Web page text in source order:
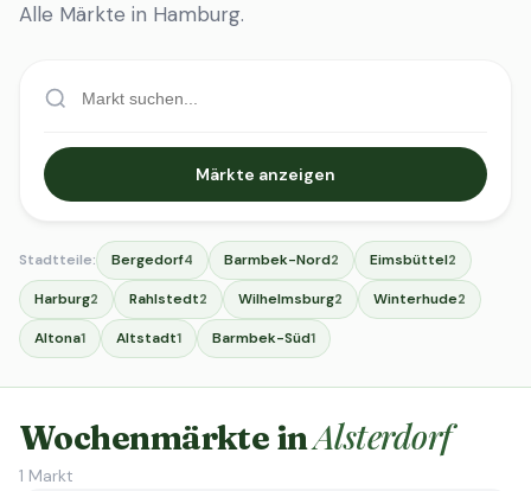
Alle Märkte in Hamburg.
Märkte anzeigen
Stadtteile: Bergedorf4 Barmbek-Nord2 Eimsbüttel2
Harburg2 Rahlstedt2 Wilhelmsburg2 Winterhude2
Altona1 Altstadt1 Barmbek-Süd1
Wochenmärkte inAlsterdorf
1 Markt